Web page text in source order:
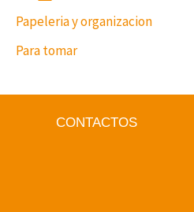
Papeleria y organizacion
Para tomar
CONTACTOS